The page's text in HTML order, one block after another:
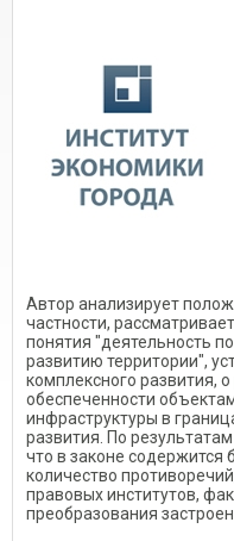
Автор анализирует
частности,
понятия "деятельность
развитию территории",
комплексного развития,
обеспеченности
инфраструктуры в
развития. По
что в законе содержится
количество
правовых институтов,
преобразования